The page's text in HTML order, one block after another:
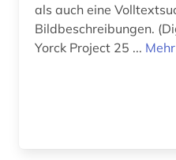
dahlbergh, erik jönsson | offizier; architekt;
zeichner; kartograf;
generalgouverneur (1)
darstellende kunst (3)
als auch eine
Bildbeschreibungen.
Yorck Project 25 ...